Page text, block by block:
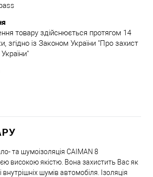
товару здійснюється протягом 14
згідно із Законом України "Про захист
та шумоізоляція СAIMAN 8
високою якістю. Вона захистить Вас як
внутрішніх шумів автомобіля. Ізоляція